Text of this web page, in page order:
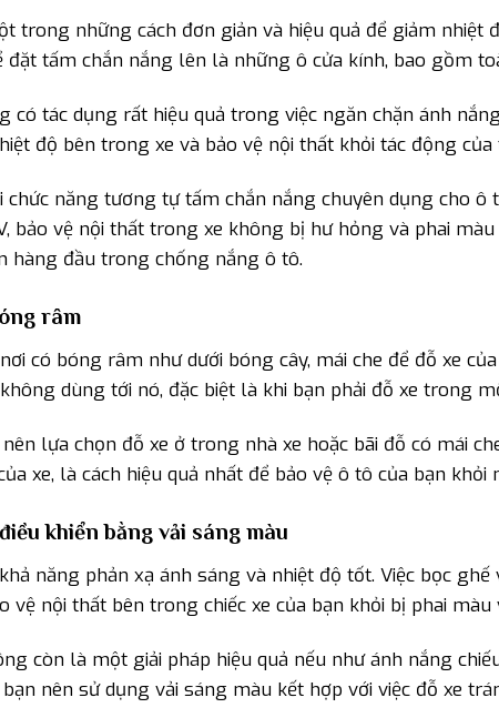
trong những cách đơn giản và hiệu quả để giảm nhiệt
tấm chắn nắng lên là những ô cửa kính, bao gồm
có tác dụng rất hiệu quả trong việc ngăn chặn ánh
độ bên trong xe và bảo vệ nội thất khỏi tác động của
chức năng tương tự tấm chắn nắng chuyên dụng cho ô
bảo vệ nội thất trong xe không bị hư hỏng và phai
hàng đầu trong chống nắng ô tô.
râm
có bóng râm như dưới bóng cây, mái che để đỗ xe
dùng tới nó, đặc biệt là khi bạn phải đỗ xe trong
nên lựa chọn đỗ xe ở trong nhà xe hoặc bãi đỗ có mái
xe, là cách hiệu quả nhất để bảo vệ ô tô của bạn khỏi
khiển bằng vải sáng màu
năng phản xạ ánh sáng và nhiệt độ tốt. Việc bọc ghế
vệ nội thất bên trong chiếc xe của bạn khỏi bị phai màu
còn là một giải pháp hiệu quả nếu như ánh nắng
nên sử dụng vải sáng màu kết hợp với việc đỗ xe